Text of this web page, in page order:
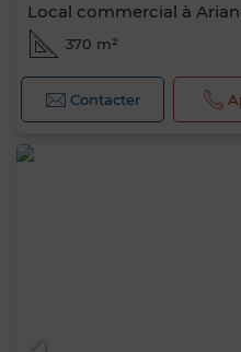
Local commercial à
370 m²
Contacter